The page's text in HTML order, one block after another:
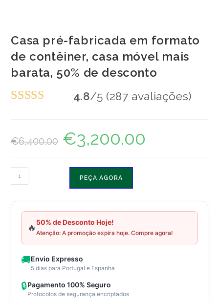
Casa pré-fabricada em formato
de contêiner, casa móvel mais
barata, 50% de desconto
em 4.8 de 5
4.8/5 (287 avaliações)
€6,400.00
O
preço
original
€3,200.00
de
fabricada
formato
contêiner,
casa
móvel
PEÇA AGORA
🔥
50% de Desconto Hoje!
Atenção: A promoção expira hoje. Compre agora!
🚚Envio Expresso
5 dias para Portugal e Espanha
🔒Pagamento 100% Seguro
Protocolos de segurança encriptados